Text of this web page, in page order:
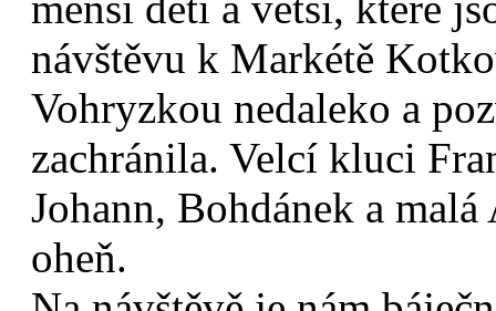
návštěvu k Markétě
Vohryzkou nedaleko a
zachránila. Velcí kluci
Johann, Bohdánek a
oheň.